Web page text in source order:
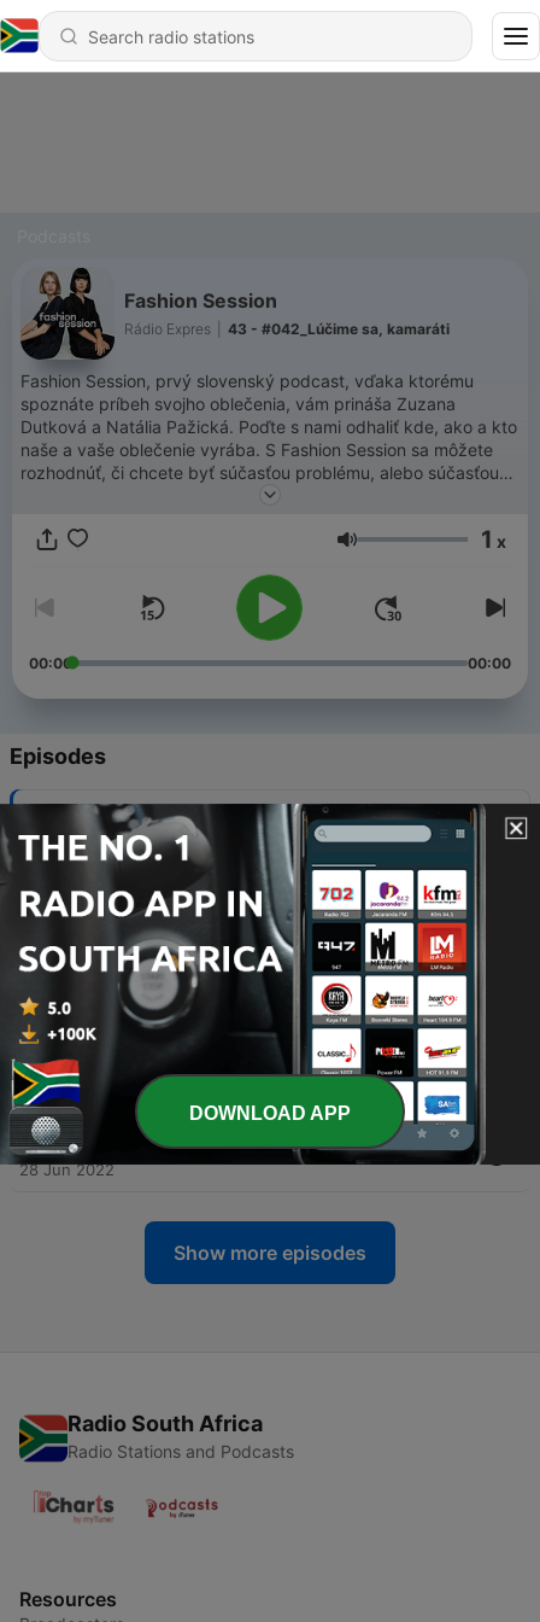
Fashion Session
Rádio Expres 43 - #042_Lúčime sa, kamaráti
Fashion Session, prvý slovenský podcast, vďaka ktorému
spoznáte príbeh svojho oblečenia, vám prináša Zuzana
Dutková a Natália Pažická. Poďte s nami odhaliť kde, ako a kto
naše a vaše oblečenie vyrába. S Fashion Session sa môžete
rozhodnúť, či chcete byť súčasťou problému, alebo súčasťou
Volume 1 x
00:00 00:00
Episodes
#042_Lúčime sa, kamaráti
23 Aug 2022
42 - #041_Vegánska koža: Existuje lepšia koža?
09 Aug 2022
41 - #040_Oži v koži! Fakt?
26 Jul 2022
40 - #039_Digitálne modelky, kabínky, Metaverse a
NFTs
12 Jul 2022
39 - #038_Vstúpte s nami do sveta digitálnej módy
28 Jun 2022
Show more episodes
Radio South Africa
Radio Stations and Podcasts
Resources
DOWNLOAD APP